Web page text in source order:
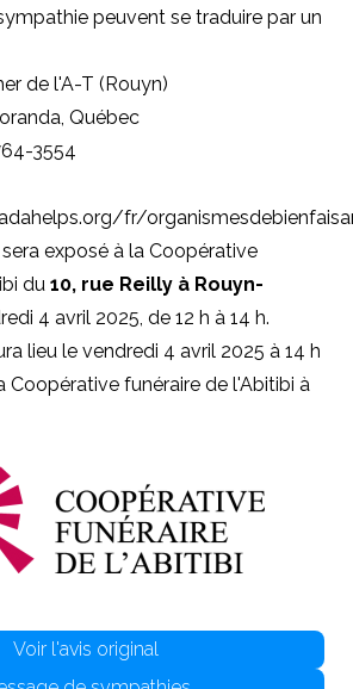
peuvent se traduire par un
de l'A-T (Rouyn)
Québec
3554
fr/
exposé à la Coopérative
du 10, rue Reilly à Rouyn-
4 avril 2025, de 12 h à 14 h.
lieu le vendredi 4 avril 2025 à 14 h
Coopérative funéraire de l'Abitibi à
Voir l'avis original